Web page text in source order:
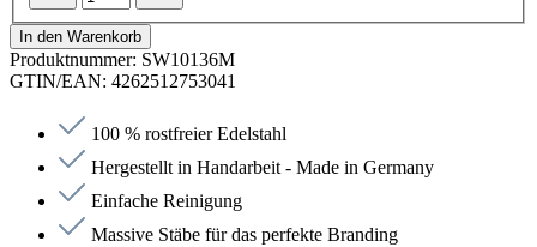
In den Warenkorb
Produktnummer: SW10136M
GTIN/EAN: 4262512753041
100 % rostfreier Edelstahl
Hergestellt in Handarbeit - Made in Germany
Einfache Reinigung
Massive Stäbe für das perfekte Branding